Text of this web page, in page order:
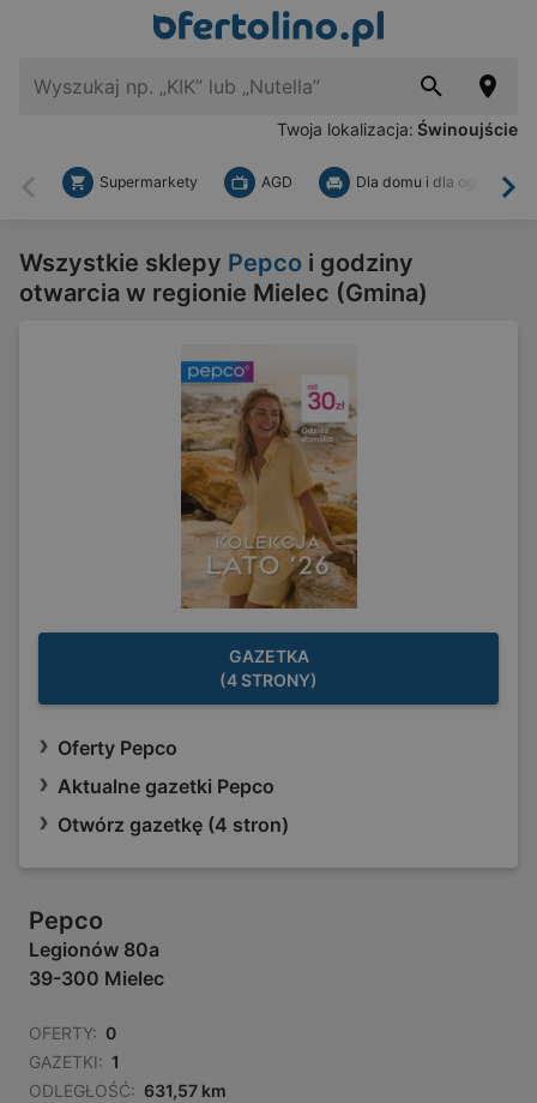
Twoja lokalizacja: Świnoujście
Wstecz
Supermarkety AGD Dla domu i dla ogrodu
Wszystkie sklepy Pepco i godziny
otwarcia w regionie Mielec (Gmina)
GAZETKA
(4 STRONY)
Oferty Pepco
Aktualne gazetki Pepco
Otwórz gazetkę (4 stron)
Pepco
Legionów 80a
39-300 Mielec
OFERTY: 0
GAZETKI: 1
ODLEGŁOŚĆ: 631,57 km